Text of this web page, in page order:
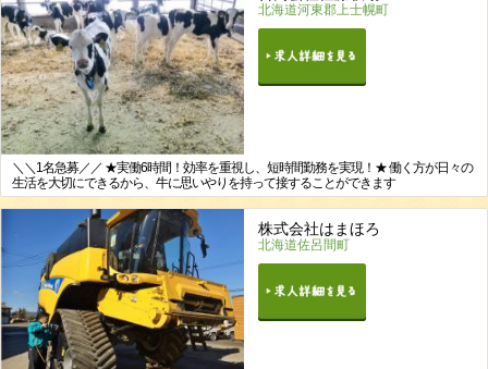
北海道河東郡上士幌町
＼＼1名急募／／ ★実働6時間！効率を重視し、短時間勤務を実現！★ 働く方が日々の
生活を大切にできるから、牛に思いやりを持って接することができます
株式会社はまほろ
北海道佐呂間町